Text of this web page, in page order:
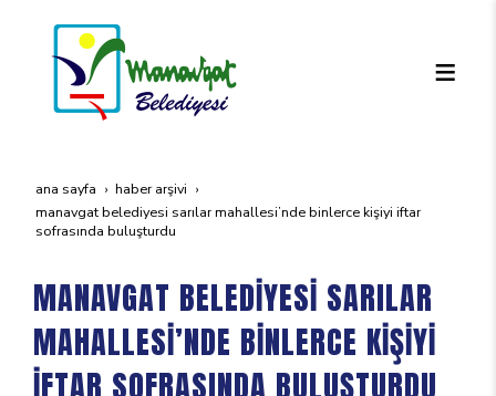
ana sayfa
haber arşivi
manavgat beledi̇yesi̇ sarilar mahallesi̇’nde bi̇nlerce ki̇şi̇yi̇ i̇ftar
sofrasinda buluşturdu
MANAVGAT BELEDİYESİ SARILAR
MAHALLESİ’NDE BİNLERCE KİŞİYİ
İFTAR SOFRASINDA BULUŞTURDU